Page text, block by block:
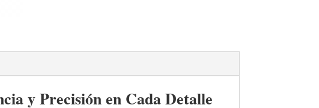
y Precisión en Cada Detalle